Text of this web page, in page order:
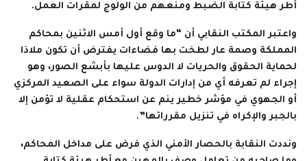
أطر هيئة كتابة الضبط ومنعهم من الولوج لمقرات العمل.
واعتبر المكتب النقابي أن “ما وقع أول أمس الاثنين بمحاكم
المملكة وصمة عار لطخت بها فضاءات يفترض أن تكون ملاذا
لحماية الحقوق والحريات لا الدوس عليها بأبشع الصور، وهو
إجراء لم تعرفه أي من إدارات الدولة سواء على الصعيد المركزي
أو الجهوي في مؤشر خطير ينم عن استحكام عقلية لا تؤمن إلا
بالجبر والإكراه في تنزيل مقرراتها”.
ونددت النقابة بالحصار الأمني الذي فرض على مداخل المحاكم،